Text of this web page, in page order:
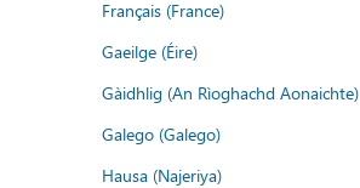
Français (France)
Gaeilge (Éire)
Gàidhlig (An Rìoghachd Aonaichte)
Galego (Galego)
Hausa (Najeriya)